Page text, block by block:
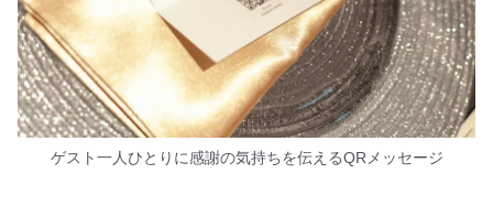
ゲスト一人ひとりに感謝の気持ちを伝えるQRメッセージ